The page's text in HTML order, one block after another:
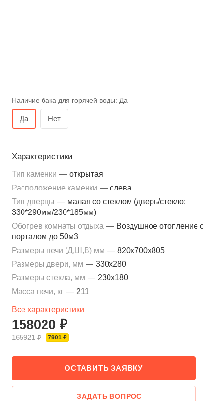
Наличие бака для горячей воды: Да
Да Нет
Характеристики
Тип каменки — открытая
Расположение каменки — слева
Тип дверцы — малая со стеклом (дверь/стекло:
330*290мм/230*185мм)
Обогрев комнаты отдыха — Воздушное отопление с
порталом до 50м3
Размеры печи (Д,Ш,В) мм — 820x700x805
Размеры двери, мм — 330x280
Размеры стекла, мм — 230x180
Масса печи, кг — 211
Все характеристики
158020 ₽
165921 ₽ 7901 ₽
ОСТАВИТЬ ЗАЯВКУ
ЗАДАТЬ ВОПРОС